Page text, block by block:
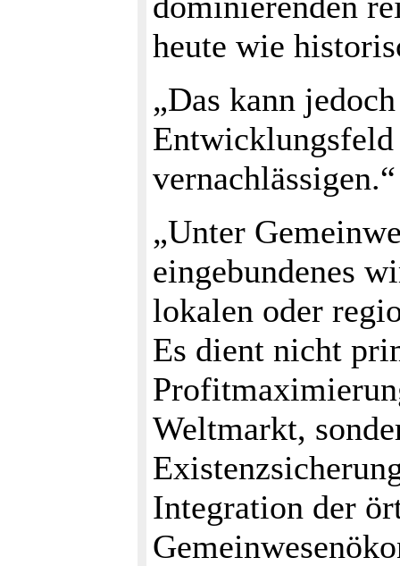
heute wie
„Das kann
vernachlässigen.“
„Unter
eingebundenes
lokalen oder
Es dient nicht
Weltmarkt,
Integration der